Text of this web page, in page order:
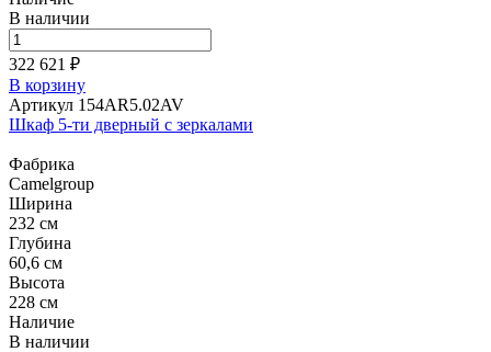
В наличии
322 621 ₽
В корзину
Артикул 154AR5.02AV
Шкаф 5-ти дверный с зеркалами
Фабрика
Camelgroup
Ширина
232 см
Глубина
60,6 см
Высота
228 см
Наличие
В наличии